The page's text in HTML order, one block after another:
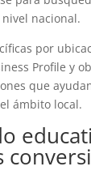
nacional.
por
Profile y
que
ámbito local.